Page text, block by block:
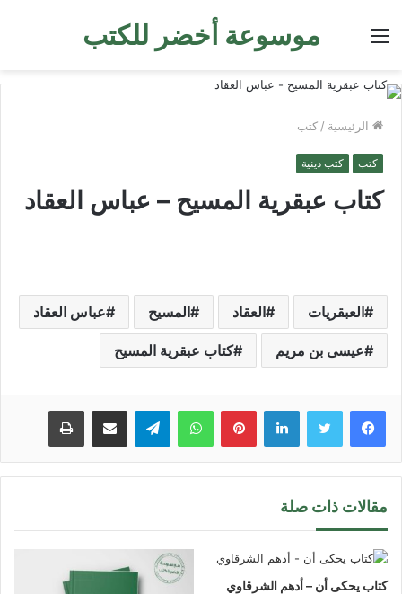
موسوعة أخضر للكتب القائمة
الرئيسية / كتب
كتب كتب دينية
كتاب عبقرية المسيح – عباس العقاد
العبقريات العقاد المسيح عباس العقاد
عيسى بن مريم كتاب عبقرية المسيح
لينكدإن بينتيريستواتساب تيلقرام مشاركة عبر البريد طباعة
مقالات ذات صلة
كتاب يحكى أن – أدهم الشرقاوي